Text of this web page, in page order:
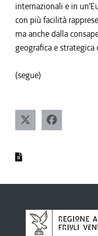
internazionali e in
con più facilità
ma anche dalla
geografica e
(segue)